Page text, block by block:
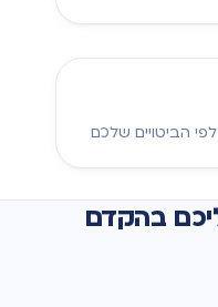
לפי הביטויים שלכם
בהקדם